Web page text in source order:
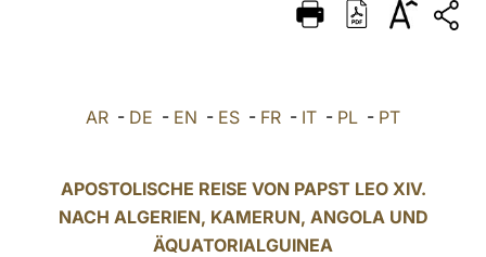
ITALIANO
POLSKI
العربيّة
AR - DE - EN - ES - FR - IT - PL - PT
APOSTOLISCHE REISE VON PAPST LEO XIV.
NACH ALGERIEN, KAMERUN, ANGOLA UND
ÄQUATORIALGUINEA